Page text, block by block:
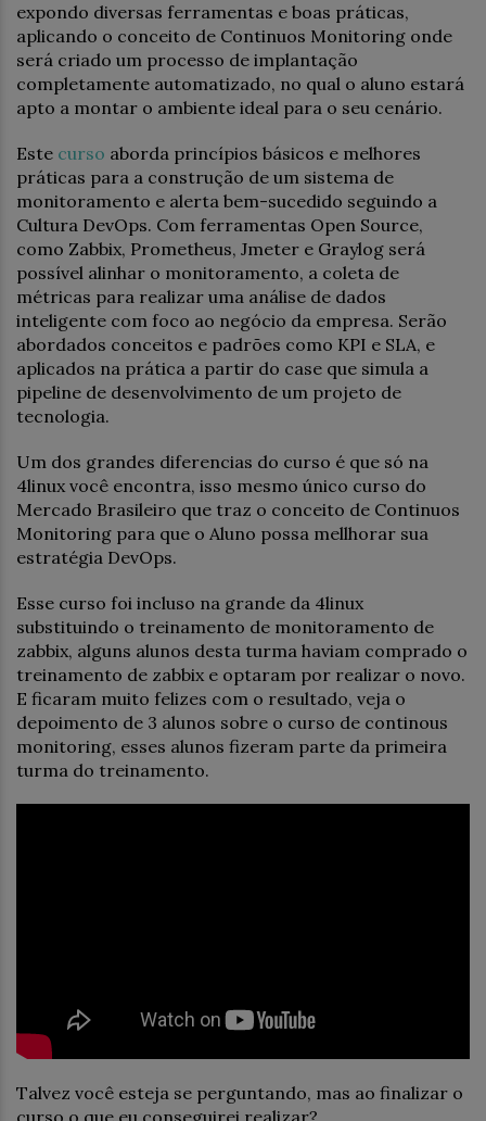
expondo diversas ferramentas e boas práticas,
aplicando o conceito de Continuos Monitoring onde
será criado um processo de implantação
completamente automatizado, no qual o aluno estará
apto a montar o ambiente ideal para o seu cenário.
Este curso aborda princípios básicos e melhores
práticas para a construção de um sistema de
monitoramento e alerta bem-sucedido seguindo a
Cultura DevOps. Com ferramentas Open Source,
como Zabbix, Prometheus, Jmeter e Graylog será
possível alinhar o monitoramento, a coleta de
métricas para realizar uma análise de dados
inteligente com foco ao negócio da empresa. Serão
abordados conceitos e padrões como KPI e SLA, e
aplicados na prática a partir do case que simula a
pipeline de desenvolvimento de um projeto de
tecnologia.
Um dos grandes diferencias do curso é que só na
4linux você encontra, isso mesmo único curso do
Mercado Brasileiro que traz o conceito de Continuos
Monitoring para que o Aluno possa mellhorar sua
estratégia DevOps.
Esse curso foi incluso na grande da 4linux
substituindo o treinamento de monitoramento de
zabbix, alguns alunos desta turma haviam comprado o
treinamento de zabbix e optaram por realizar o novo.
E ficaram muito felizes com o resultado, veja o
depoimento de 3 alunos sobre o curso de continous
monitoring, esses alunos fizeram parte da primeira
turma do treinamento.
Talvez você esteja se perguntando, mas ao finalizar o